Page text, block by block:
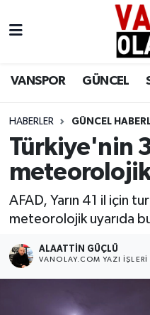
VANSPOR GÜNCEL
HABERLER GÜNCEL
Türkiye'nin
meteorolojik
AFAD, Yarın 41 il için
meteorolojik uyarıda
ALAATTIN GÜÇLÜ
VANOLAY.COM YAZI İŞLERI
Siyaset
Ekonomi
Sağlık
Dünya
Van Nöbetçi
Van Namaz
Van Trafik Yoğunluk
Süper Lig Puan
Haber Arşivi